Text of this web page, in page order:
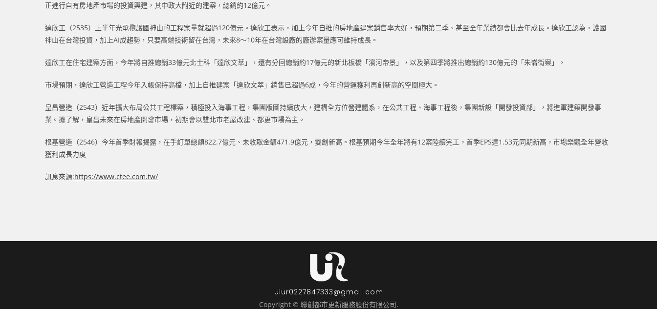
正進行自有房地產市場的投資興建，其中政大附近的建案，總銷約12億元。
達欣工（2535）上半年光承攬護國神山的工程案量就超過120億元。達欣工表示，加上今年自推的房地產建案銷售率大好，預期第二季、甚至全年業績都會比去年成長。達欣工認為，護國
神山在台灣投資，加上AI成趨勢，只要高端技術留在台灣，未來8～10年在台灣設廠的廠辦案量應可維持成長。
達欣工在住宅建案方面，今年將自推總銷33億元北士科「達欣文萃」，還有分回總銷約17億元的新北板橋「濱河帝景」，以及第四季將推出總銷約130億元的「朱崙街案」。
市場預期，達欣工營造工程今年入帳保持高檔，加上自推建案「達欣文萃」銷售已超過6成，今年的營運獲利再創新高的空間極大。
皇昌營造（2543）近年擴大布局公共工程標案，積極投入海事工程，集團版圖持續放大，建構全方位營建體系，在公共工程、海事工程後，集團新設「開發投資部」，將進軍建築開發事
業。據了解，皇昌未來在房地產開發市場，初期會以雙北市老屋改建、都更市場為主。
根基營造（2546）今年首季財報揭露，在手訂單總額822.7億元、未收取金額471.9億元，雙創新高。根基預期今年全年將有12案陸續完工，首季EPS達1.53元同期新高，市場樂觀全年營收
獲利成長力度
訊息來源:https://www.ctee.com.tw/
uiur0227847333@gmail.com
Copyright © 聯創都市更新服務股份有限公司.
k
l